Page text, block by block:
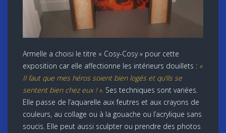
Armelle a choisi le titre « Cosy-Cosy » pour cette
exposition car elle affectionne les intérieurs douillets : «
Il faut que mes héros soient bien logés et qu’ils se
sentent bien chez eux ! ». Ses techniques sont variées.
Elle passe de l’aquarelle aux feutres et aux crayons de
couleurs, au collage ou à la gouache ou l’acrylique sans
soucis. Elle peut aussi sculpter ou prendre des photos